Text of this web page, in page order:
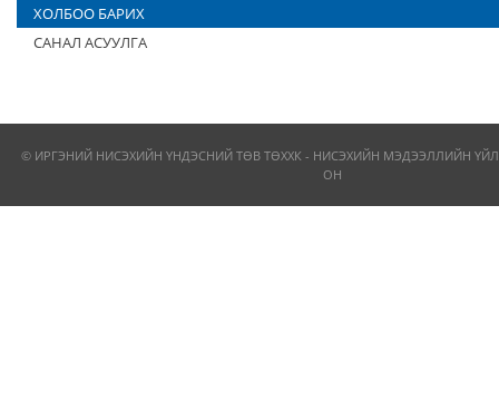
ХОЛБОО БАРИХ
САНАЛ АСУУЛГА
© ИРГЭНИЙ НИСЭХИЙН ҮНДЭСНИЙ ТӨВ ТӨХХК - НИСЭХИЙН МЭДЭЭЛЛИЙН
ОН